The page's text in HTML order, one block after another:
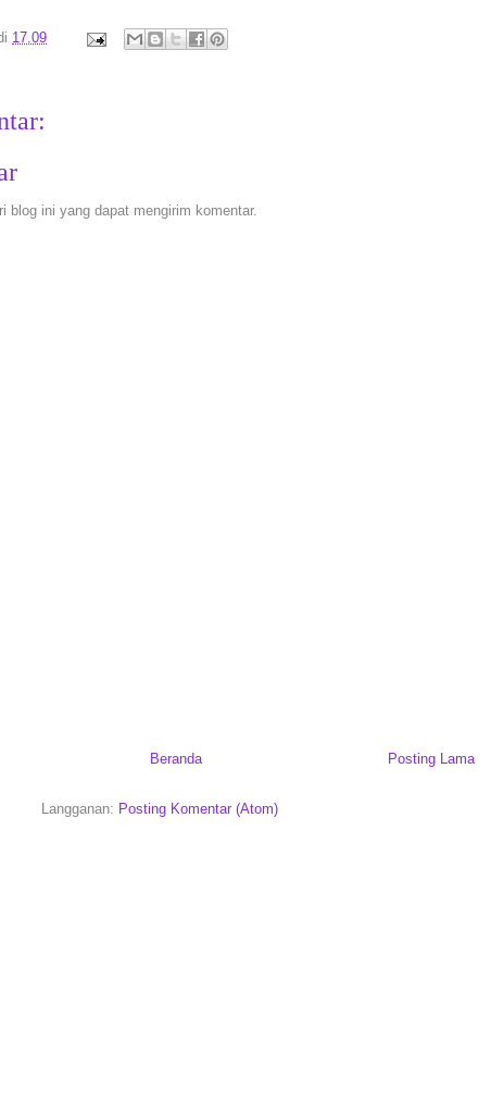
17.09
blog ini yang dapat mengirim komentar.
Posting Lama
Beranda
Langganan: Posting Komentar (Atom)